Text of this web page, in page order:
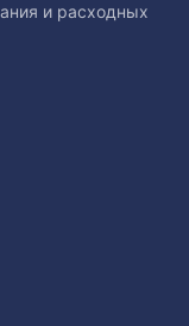
и расходных